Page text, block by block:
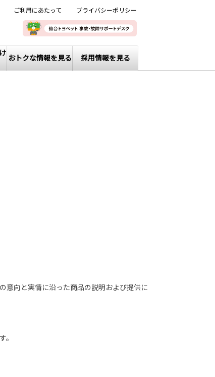
おトクな情報を見る 採用情報を見る
ご利用にあたって プライバシーポリシー
意向と実情に沿った商品の説明および提供に